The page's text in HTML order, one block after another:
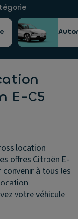
E-C5
location
offres Citroën E-
à tous les
votre véhicule